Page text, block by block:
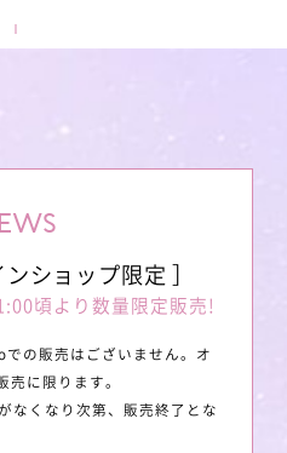
ショップ限定 ］
頃より数量限定販売!
の販売はございません。オ
に限ります。
なくなり次第、販売終了とな